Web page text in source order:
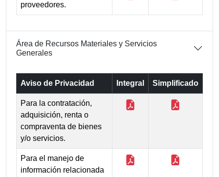
proveedores.
Área de Recursos Materiales y Servicios
Generales
Aviso de Privacidad Integral Simplificado
Para la contratación,
adquisición, renta o
compraventa de bienes
y/o servicios.
Para el manejo de
información relacionada